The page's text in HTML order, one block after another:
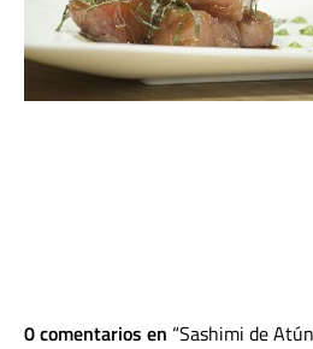
0 comentarios en Sashimi de